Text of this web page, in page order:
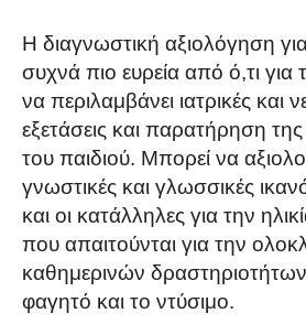
Η διαγνωστική αξιολόγηση
συχνά πιο ευρεία από ό,τι
να περιλαμβάνει ιατρικές και
εξετάσεις και παρατήρηση
του παιδιού. Μπορεί να
γνωστικές και γλωσσικές
και οι κατάλληλες για την
που απαιτούνται για την
καθημερινών
φαγητό και το ντύσιμο.